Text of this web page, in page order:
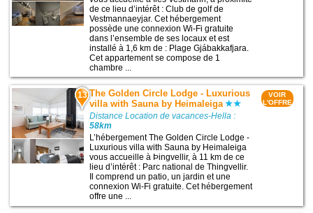
de ce lieu d’intérêt : Club de golf de
Vestmannaeyjar. Cet hébergement
possède une connexion Wi-Fi gratuite
dans l’ensemble de ses locaux et est
installé à 1,6 km de : Plage Gjábakkafjara.
Cet appartement se compose de 1
chambre ...
13 The Golden Circle Lodge - Luxurious
villa with Sauna by Heimaleiga
Distance Location de vacances-Hella :
58km
L’hébergement The Golden Circle Lodge -
Luxurious villa with Sauna by Heimaleiga
vous accueille à Þingvellir, à 11 km de ce
lieu d’intérêt : Parc national de Thingvellir.
Il comprend un patio, un jardin et une
connexion Wi-Fi gratuite. Cet hébergement
offre une ...
VOIR
L'OFFRE